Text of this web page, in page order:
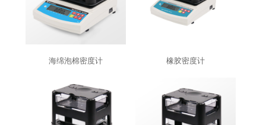
海绵泡棉密度计 橡胶密度计